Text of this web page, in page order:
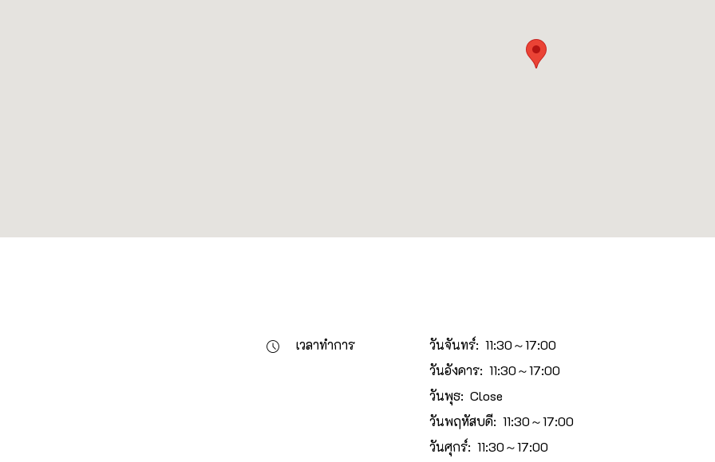
เวลาทำการ
วันจันทร์: 11:30～17:00
วันอังคาร: 11:30～17:00
วันพุธ: Close
วันพฤหัสบดี: 11:30～17:00
วันศุกร์: 11:30～17:00